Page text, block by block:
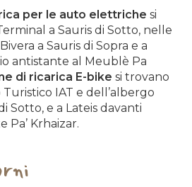
regionale di UDINE
l’istituzione
unico alternato della
da impianto
di Ampezzo, sulla S.R.
dalla progr. km. 2+100 alla
ore 6.00 del 03.08.2026 alle
dalla segnaletica di
Nuovo Codice della Strda e
per le auto elettriche si
a Sauris di Sotto, nelle
a Sauris di Sopra e a
antistante al Meublè Pa
di ricarica E-bike si trovano
Turistico IAT e dell’albergo
Sotto, e a Lateis davanti
Pa’ Krhaizar.